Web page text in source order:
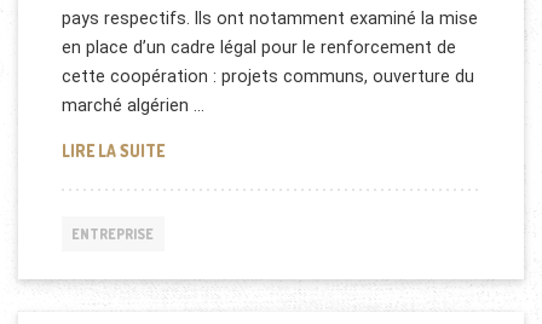
pays respectifs. Ils ont notamment examiné la mise
en place d’un cadre légal pour le renforcement de
cette coopération : projets communs, ouverture du
marché algérien …
LIRE LA SUITERELATIONS ENTRE LE LIBAN ET L’ALGÉRIE
ENTREPRISE